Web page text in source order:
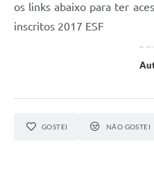
os links abaixo para ter
inscritos 2017 ESF
GOSTEI NÃO GOSTEI